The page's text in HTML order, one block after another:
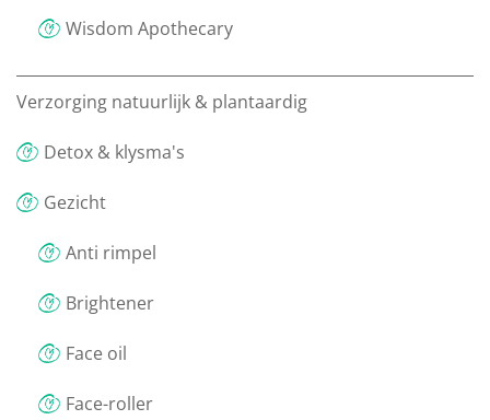
Wisdom Apothecary
Verzorging natuurlijk & plantaardig
Detox & klysma's
Gezicht
Anti rimpel
Brightener
Face oil
Face-roller